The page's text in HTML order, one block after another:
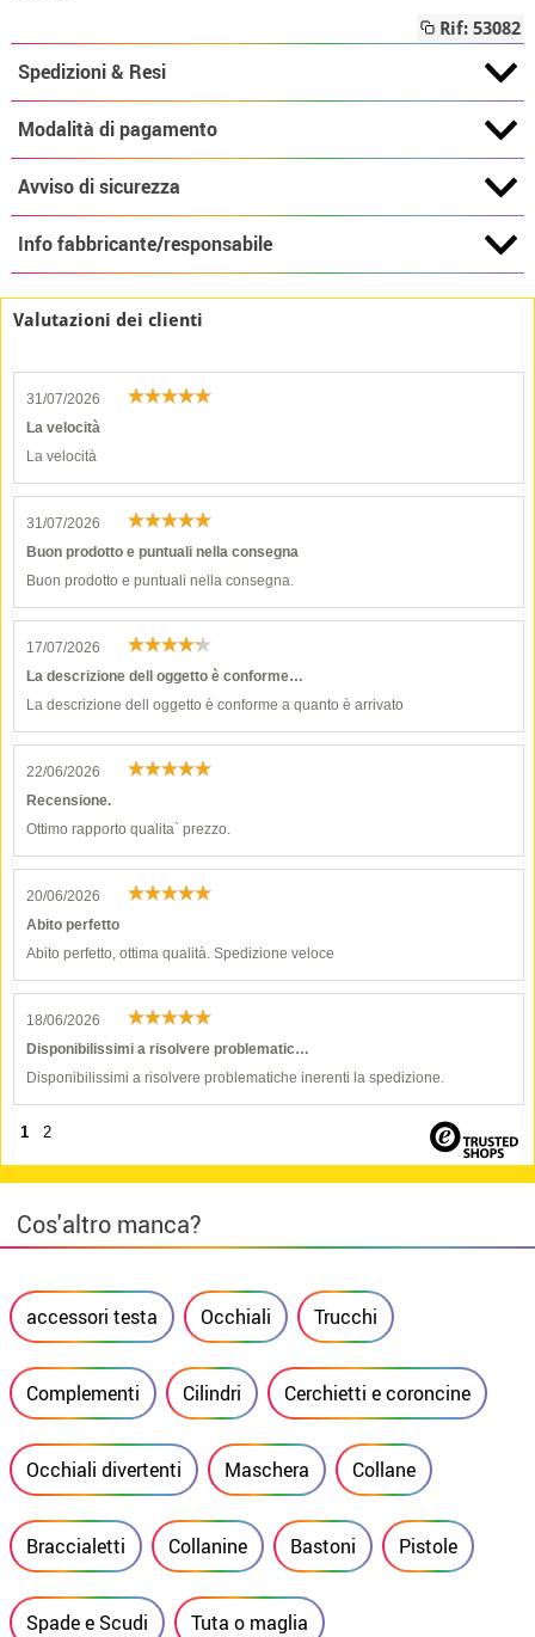
Rif: 53082
Spedizioni & Resi
Modalità di pagamento
Avviso di sicurezza
Info fabbricante/responsabile
Valutazioni dei clienti
31/07/2026
La velocità
La velocità
31/07/2026
Buon prodotto e puntuali nella consegna
Buon prodotto e puntuali nella consegna.
17/07/2026
La descrizione dell oggetto è conforme…
La descrizione dell oggetto è conforme a quanto è arrivato
22/06/2026
Recensione.
Ottimo rapporto qualita` prezzo.
20/06/2026
Abito perfetto
Abito perfetto, ottima qualità. Spedizione veloce
18/06/2026
Disponibilissimi a risolvere problematic…
Disponibilissimi a risolvere problematiche inerenti la spedizione.
1 2
Cos'altro manca?
accessori testa Occhiali Trucchi
Complementi Cilindri Cerchietti e coroncine
Occhiali divertenti Maschera Collane
Braccialetti Collanine Bastoni Pistole
Spade e Scudi Tuta o maglia